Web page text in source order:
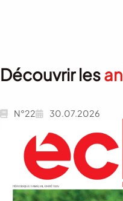
Découvrir les
N°22 30.07.2026